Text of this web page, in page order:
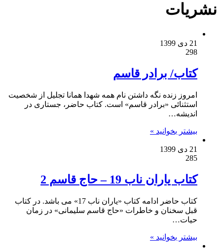
نشریات
21 دی 1399
298
کتاب/ برادر قاسم
امروز زنده نگه داشتن نام همه شهدا همانا تجلیل از شخصیت
استثنائی «برادر قاسم» است. کتاب حاضر، جستاری در
اندیشه…
بیشتر بخوانید »
21 دی 1399
285
کتاب یاران ناب 19 – حاج قاسم 2
کتاب حاضر ادامه کتاب «یاران ناب 17» می باشد. در کتاب
قبل سخنان و خاطرات «حاج قاسم سلیمانی» در زمان
حیات…
بیشتر بخوانید »